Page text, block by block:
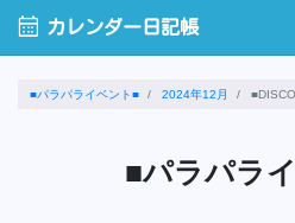
calendar_month カレンダー日記帳
■パラパライベント■ 2024年12月
■パラパラ